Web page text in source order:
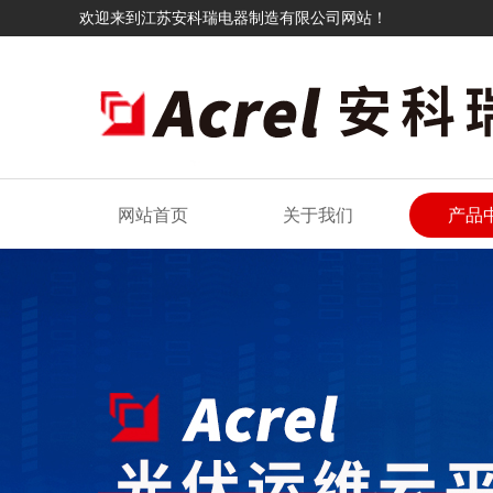
欢迎来到江苏安科瑞电器制造有限公司网站！
网站首页 关于我们 产品